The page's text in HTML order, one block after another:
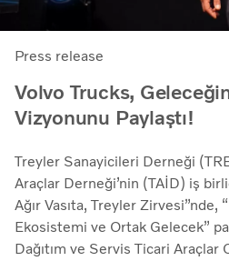
Press release
Volvo Trucks, Geleceğin
Vizyonunu Paylaştı!
Treyler Sanayicileri Derneği
Araçlar Derneği’nin (TAİD) iş
Ağır Vasıta, Treyler Zirvesi”nde,
Ekosistemi ve Ortak Gelecek”
Dağıtım ve Servis Ticari Araçlar